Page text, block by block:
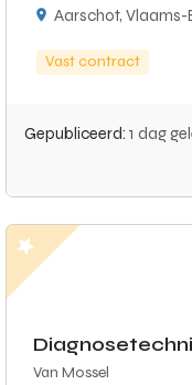
Aarschot, Vlaams-
Vast contract
Gepubliceerd: 1 dag
Van Mossel